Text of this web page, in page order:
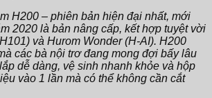
H200 – phiên bản hiện đại nhất, mới
2020 là bản nâng cấp, kết hợp tuyệt vời
và Hurom Wonder (H-AI). H200
các bà nội trơ đang mong đợi bấy lâu
dễ dàng, vệ sinh nhanh khỏe và hộp
vào 1 lần mà có thể không cần cắt